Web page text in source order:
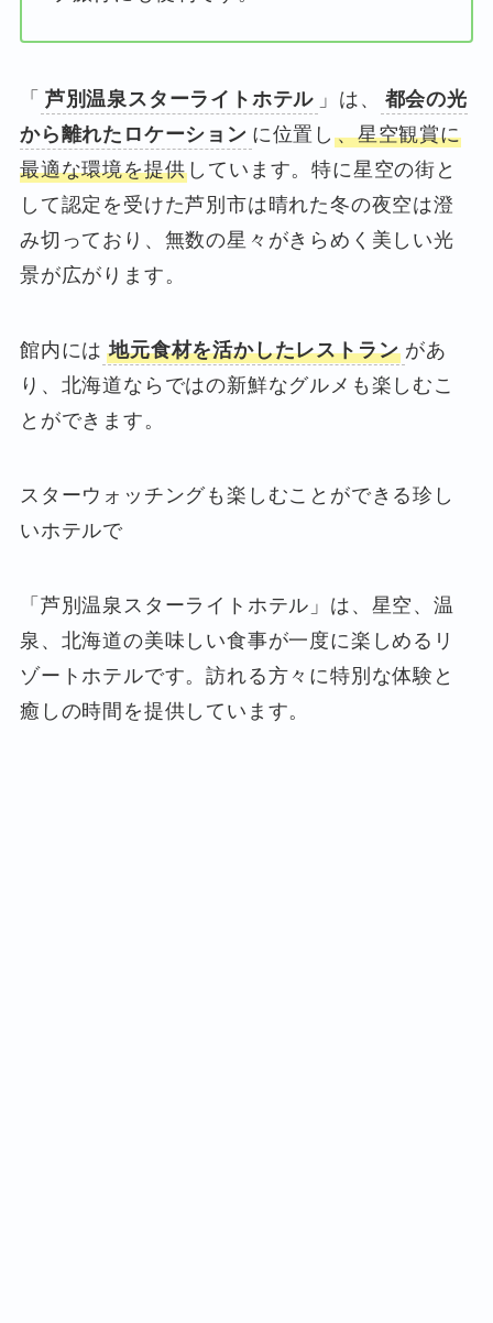
「 芦別温泉スターライトホテル 」は、
都会の光
から離れたロケーション に位置し、星空観賞に
最適な環境を提供 しています。特に星空の街と
して認定を受けた芦別市は晴れた冬の夜空は澄
み切っており、無数の星々がきらめく美しい光
景が広がります。
館内には 地元食材を活かしたレストラン があ
り、北海道ならではの新鮮なグルメも楽しむこ
とができます。
スターウォッチングも楽しむことができる珍し
いホテルで
「芦別温泉スターライトホテル」は、星空、温
泉、北海道の美味しい食事が一度に楽しめるリ
ゾートホテルです。訪れる方々に特別な体験と
癒しの時間を提供しています。